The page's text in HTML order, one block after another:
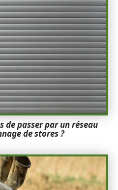
de passer par un réseau
de stores ?